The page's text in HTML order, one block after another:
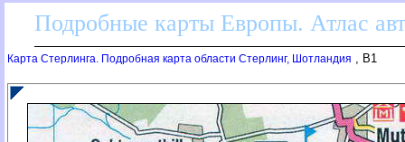
Подробные карты Европы. Атлас
Карта Стерлинга. Подробная карта области Стерлинг, Шотландия , B1